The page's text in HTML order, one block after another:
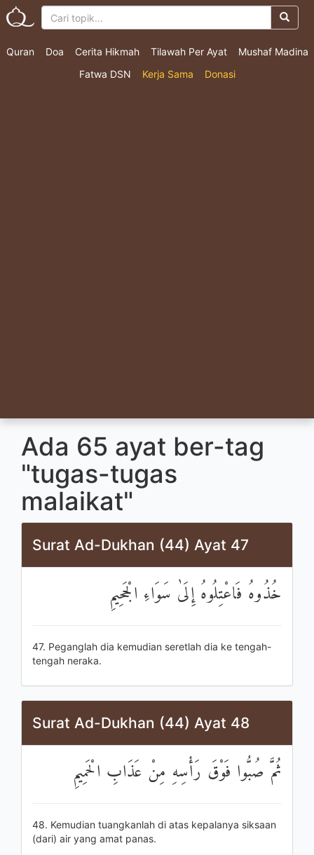
Quran Doa Cerita Hikmah Tilawah Per Ayat
Mushaf Madina
Fatwa DSN
Kerja Sama Donasi
Ada 65 ayat ber-tag
"tugas-tugas
malaikat"
Surat Ad-Dukhan (44) Ayat 47
خُذُوهُ فَاعْتِلُوهُ إِلَىٰ سَوَاءِ الْجَحِيمِ
47. Peganglah dia kemudian seretlah dia ke tengah-
tengah neraka.
Surat Ad-Dukhan (44) Ayat 48
ثُمَّ صُبُّوا فَوْقَ رَأْسِهِ مِنْ عَذَابِ الْحَمِيمِ
48. Kemudian tuangkanlah di atas kepalanya siksaan
(dari) air yang amat panas.